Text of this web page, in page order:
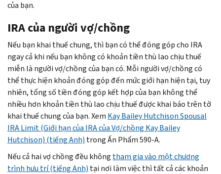
của bạn.
IRA của người vợ/chồng
Nếu bạn khai thuế chung, thì bạn có thể đóng góp cho IRA
ngay cả khi nếu bạn không có khoản tiền thù lao chịu thuế
miễn là người vợ/chồng của bạn có. Mỗi người vợ/chồng có
thể thực hiện khoản đóng góp đến mức giới hạn hiện tại, tuy
nhiên, tổng số tiền đóng góp kết hợp của bạn không thể
nhiều hơn khoản tiền thù lao chịu thuế được khai báo trên tờ
khai thuế chung của bạn. Xem Kay Bailey Hutchison Spousal
IRA Limit(Giới hạn của IRA của Vợ/chồng Kay Bailey
Hutchison) (tiếng Anh) trong Ấn Phẩm 590-A.
Nếu cả hai vợ chồng đều không tham gia vào một chương
trình hưu trí (tiếng Anh) tại nơi làm việc thì tất cả các khoản